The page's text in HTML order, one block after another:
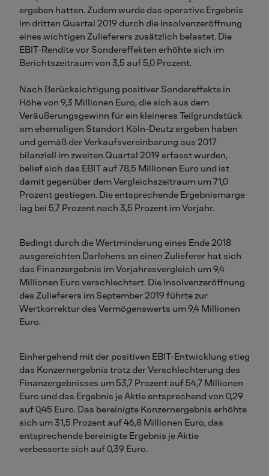
ergeben hatten. Zudem wurde das operative Ergebnis
im dritten Quartal 2019 durch die Insolvenzeröffnung
eines wichtigen Zulieferers zusätzlich belastet. Die
EBIT-Rendite vor Sondereffekten erhöhte sich im
Berichtszeitraum von 3,5 auf 5,0 Prozent.
Nach Berücksichtigung positiver Sondereffekte in
Höhe von 9,3 Millionen Euro, die sich aus dem
Veräußerungsgewinn für ein kleineres Teilgrundstück
am ehemaligen Standort Köln-Deutz ergeben haben
und gemäß der Verkaufsvereinbarung aus 2017
bilanziell im zweiten Quartal 2019 erfasst wurden,
belief sich das EBIT auf 78,5 Millionen Euro und ist
damit gegenüber dem Vergleichszeitraum um 71,0
Prozent gestiegen. Die entsprechende Ergebnismarge
lag bei 5,7 Prozent nach 3,5 Prozent im Vorjahr.
Bedingt durch die Wertminderung eines Ende 2018
ausgereichten Darlehens an einen Zulieferer hat sich
das Finanzergebnis im Vorjahresvergleich um 9,4
Millionen Euro verschlechtert. Die Insolvenzeröffnung
des Zulieferers im September 2019 führte zur
Wertkorrektur des Vermögenswerts um 9,4 Millionen
Euro.
Einhergehend mit der positiven EBIT-Entwicklung stieg
das Konzernergebnis trotz der Verschlechterung des
Finanzergebnisses um 53,7 Prozent auf 54,7 Millionen
Euro und das Ergebnis je Aktie entsprechend von 0,29
auf 0,45 Euro. Das bereinigte Konzernergebnis erhöhte
sich um 31,5 Prozent auf 46,8 Millionen Euro, das
entsprechende bereinigte Ergebnis je Aktie
verbesserte sich auf 0,39 Euro.